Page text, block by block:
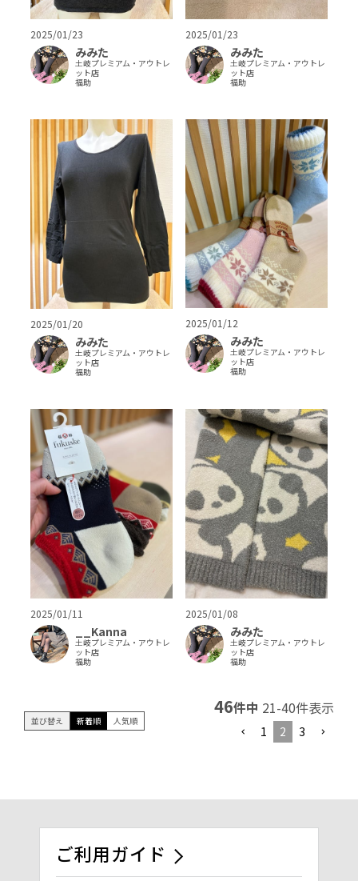
2025/01/23
みみた
土岐プレミアム・アウトレ
ット店
福助
2025/01/23
みみた
土岐プレミアム・アウトレ
ット店
福助
2025/01/20
みみた
土岐プレミアム・アウトレ
ット店
福助
2025/01/12
みみた
土岐プレミアム・アウトレ
ット店
福助
2025/01/11
__Kanna
土岐プレミアム・アウトレ
ット店
福助
2025/01/08
みみた
土岐プレミアム・アウトレ
ット店
福助
並び替え 新着順 人気順
46件中 21-40件表示
1 2 3
ご利用ガイド